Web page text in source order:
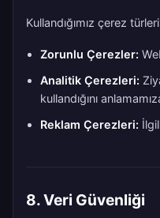
Kullandığımız çerez
Zorunlu Çerezler:
Analitik Çerezleri:
kullandığını
Reklam Çerezleri:
8. Veri Güvenliği